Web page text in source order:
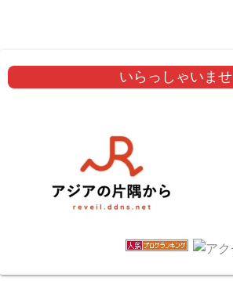
いらっしゃいませ